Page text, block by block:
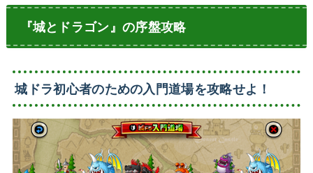
『城とドラゴン』の序盤攻略
城ドラ初心者のための入門道場を攻略せよ！